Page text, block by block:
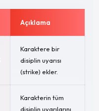
Açıklama
Karaktere bir
disiplin uyarısı
(strike) ekler.
Karakterin tüm
disiplin uyarılarını